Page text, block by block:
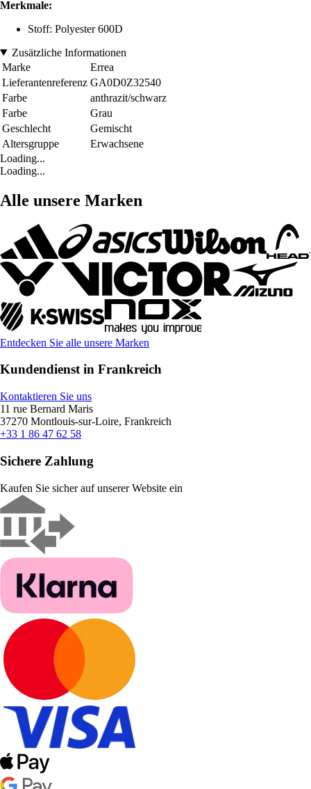
Merkmale:
Stoff: Polyester 600D
Zusätzliche Informationen
Marke
Errea
Lieferantenreferenz GA0D0Z32540
Farbe
anthrazit/schwarz
Farbe
Grau
Geschlecht
Gemischt
Altersgruppe
Erwachsene
Loading...
Loading...
Alle unsere Marken
Entdecken Sie alle unsere Marken
Kundendienst in Frankreich
Kontaktieren Sie uns
11 rue Bernard Maris
37270 Montlouis-sur-Loire, Frankreich
+33 1 86 47 62 58
Sichere Zahlung
Kaufen Sie sicher auf unserer Website ein